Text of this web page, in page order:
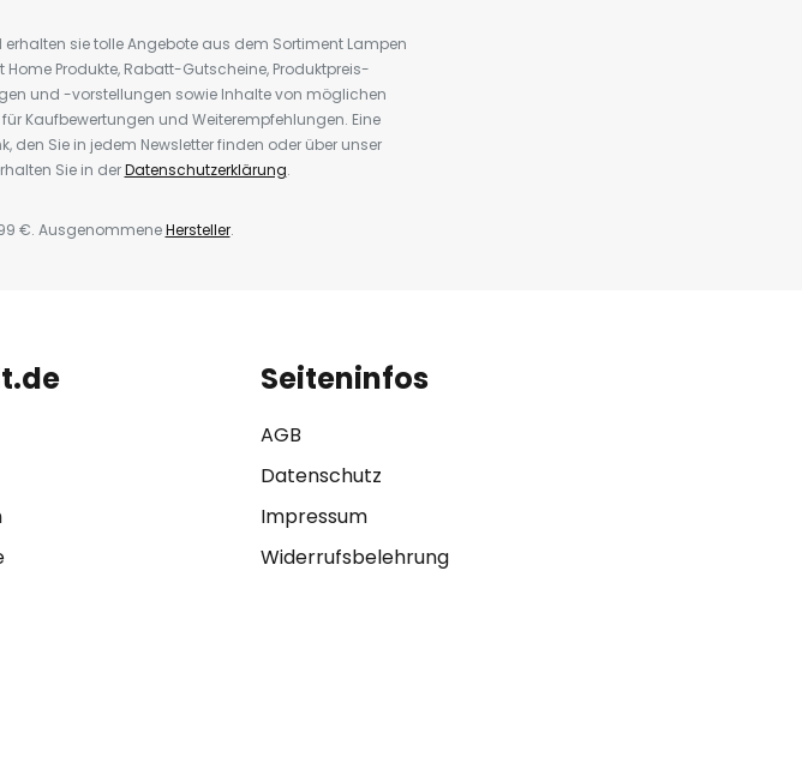
sie tolle Angebote aus dem Sortiment Lampen
Produkte, Rabatt-Gutscheine, Produktpreis-
und -vorstellungen sowie Inhalte von möglichen
Kaufbewertungen und Weiterempfehlungen. Eine
Sie in jedem Newsletter finden oder über unser
Sie in derDatenschutzerklärung.
€. AusgenommeneHersteller.
Seiteninfos
AGB
Datenschutz
Impressum
Widerrufsbelehrung